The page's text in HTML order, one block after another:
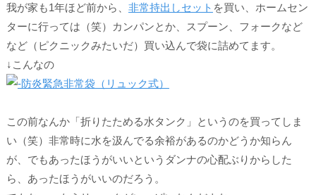
我が家も1年ほど前から、 非常持出しセット を買い、ホームセン
ターに行っては（笑）カンパンとか、スプーン、フォークなど
など（ ピクニックみたいだ）買い込んで袋に詰めてます。
↓こんなの
この前なんか「折りたためる水タンク」というのを買ってしま
い（笑）非常時に水を汲んでる余裕があるのかどうか知らん
が、でもあったほうがいいというダンナの心配ぶりからした
ら、あったほうがいいのだろう。